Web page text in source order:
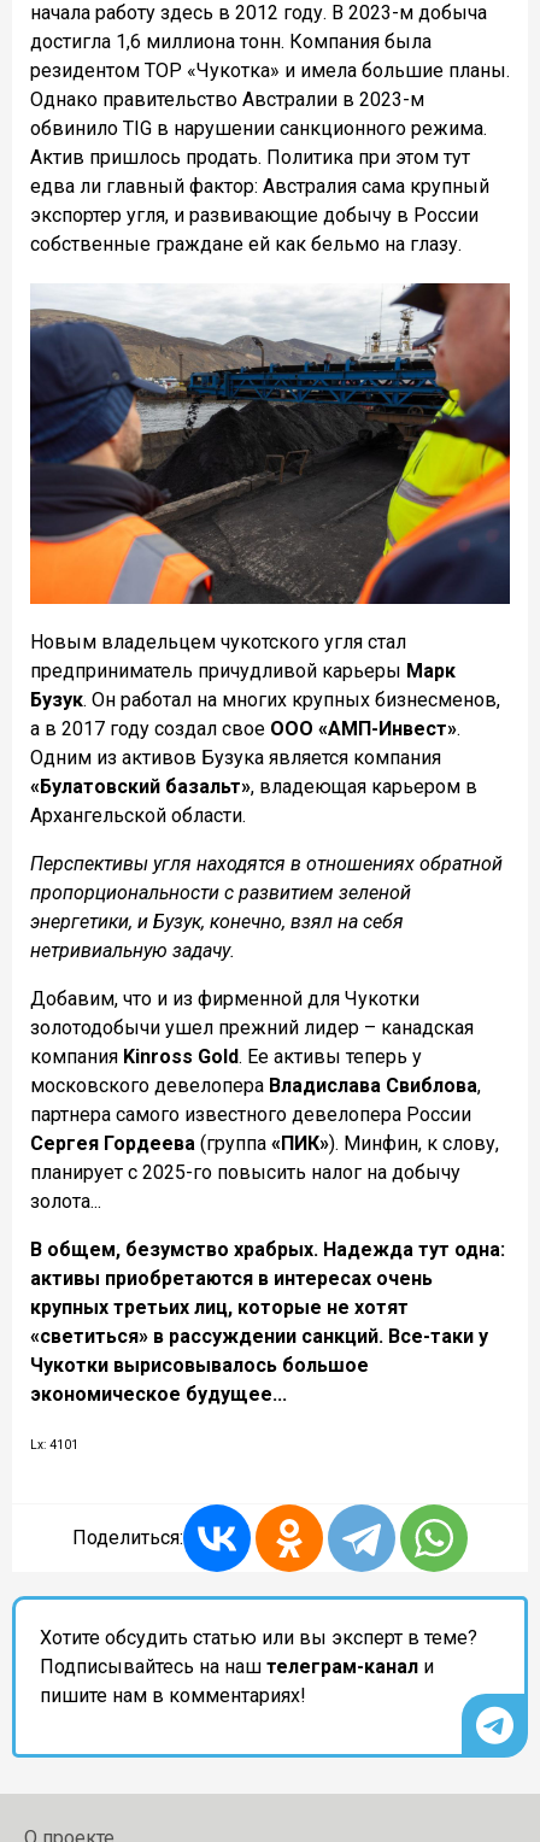
начала работу здесь в 2012 году. В 2023-м добыча
достигла 1,6 миллиона тонн. Компания была
резидентом ТОР «Чукотка» и имела большие планы.
Однако правительство Австралии в 2023-м
обвинило TIG в нарушении санкционного режима.
Актив пришлось продать. Политика при этом тут
едва ли главный фактор: Австралия сама крупный
экспортер угля, и развивающие добычу в России
собственные граждане ей как бельмо на глазу.
Новым владельцем чукотского угля стал
предприниматель причудливой карьеры Марк
Бузук. Он работал на многих крупных бизнесменов,
а в 2017 году создал свое ООО «АМП-Инвест».
Одним из активов Бузука является компания
«Булатовский базальт», владеющая карьером в
Архангельской области.
Перспективы угля находятся в отношениях обратной
пропорциональности с развитием зеленой
энергетики, и Бузук, конечно, взял на себя
нетривиальную задачу.
Добавим, что и из фирменной для Чукотки
золотодобычи ушел прежний лидер – канадская
компания Kinross Gold. Ее активы теперь у
московского девелопера Владислава Свиблова,
партнера самого известного девелопера России
Сергея Гордеева (группа «ПИК»). Минфин, к слову,
планирует с 2025-го повысить налог на добычу
золота...
В общем, безумство храбрых. Надежда тут одна:
активы приобретаются в интересах очень
крупных третьих лиц, которые не хотят
«светиться» в рассуждении санкций. Все-таки у
Чукотки вырисовывалось большое
экономическое будущее...
Lx: 4101
Поделиться:
Хотите обсудить статью или вы эксперт в теме?
Подписывайтесь на наш телеграм-канал и
пишите нам в комментариях!